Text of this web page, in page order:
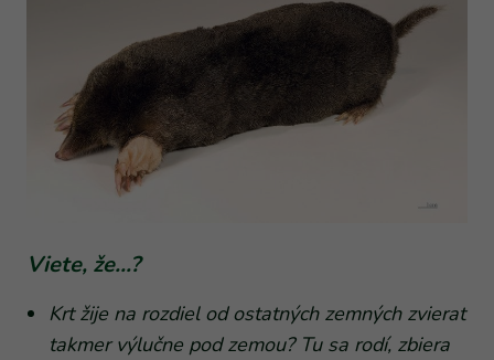
Viete, že…?
Krt žije na rozdiel od ostatných zemných zvierat
takmer výlučne pod zemou? Tu sa rodí, zbiera